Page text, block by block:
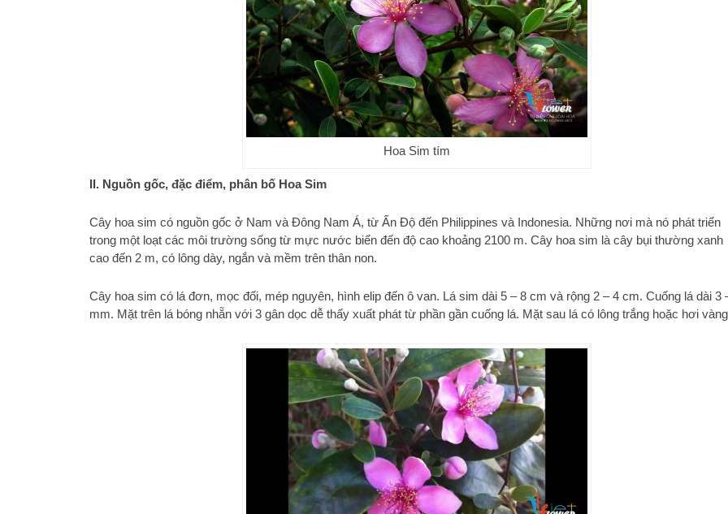
Hoa Sim tím
II. Nguồn gốc, đặc điểm, phân bố Hoa Sim
Cây hoa sim có nguồn gốc ở Nam và Đông Nam Á, từ Ấn Độ đến Philippines và Indonesia. Những nơi mà nó phát triển
trong một loạt các môi trường sống từ mực nước biển đến độ cao khoảng 2100 m. Cây hoa sim là cây bụi thường xanh
cao đến 2 m, có lông dày, ngắn và mềm trên thân non.
Cây hoa sim có lá đơn, mọc đối, mép nguyên, hình elip đến ô van. Lá sim dài 5 – 8 cm và rộng 2 – 4 cm. Cuống lá dài 3
mm. Mặt trên lá bóng nhẵn với 3 gân dọc dễ thấy xuất phát từ phần gần cuống lá. Mặt sau lá có lông trắng hoặc hơi